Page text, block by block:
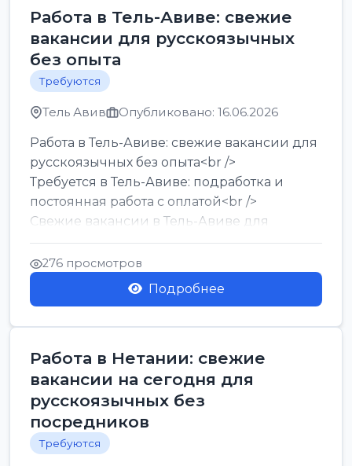
Работа в Тель-Авиве: свежие
вакансии для русскоязычных
без опыта
Требуются
Тель Авив Опубликовано: 16.06.2026
Работа в Тель-Авиве: свежие вакансии для
русскоязычных без опыта<br />
Требуется в Тель-Авиве: подработка и
постоянная работа с оплатой<br />
Свежие вакансии в Тель-Авиве для
мужчин и женщин от хозя...
276 просмотров
Подробнее
Работа в Нетании: свежие
вакансии на сегодня для
русскоязычных без
посредников
Требуются